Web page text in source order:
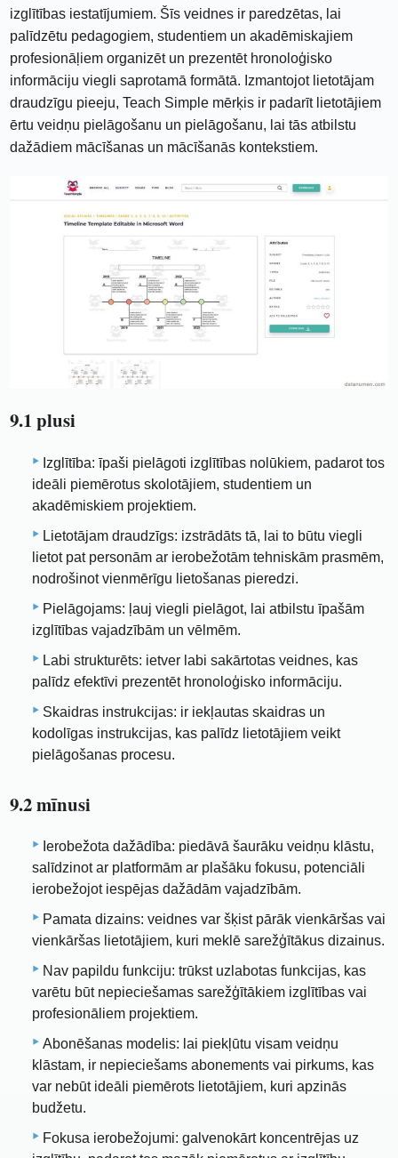
izglītības iestatījumiem. Šīs veidnes ir paredzētas, lai
palīdzētu pedagogiem, studentiem un akadēmiskajiem
profesionāļiem organizēt un prezentēt hronoloģisko
informāciju viegli saprotamā formātā. Izmantojot lietotājam
draudzīgu pieeju, Teach Simple mērķis ir padarīt lietotājiem
ērtu veidņu pielāgošanu un pielāgošanu, lai tās atbilstu
dažādiem mācīšanas un mācīšanās kontekstiem.
9.1 plusi
Izglītība: īpaši pielāgoti izglītības nolūkiem, padarot tos
ideāli piemērotus skolotājiem, studentiem un
akadēmiskiem projektiem.
Lietotājam draudzīgs: izstrādāts tā, lai to būtu viegli
lietot pat personām ar ierobežotām tehniskām prasmēm,
nodrošinot vienmērīgu lietošanas pieredzi.
Pielāgojams: ļauj viegli pielāgot, lai atbilstu īpašām
izglītības vajadzībām un vēlmēm.
Labi strukturēts: ietver labi sakārtotas veidnes, kas
palīdz efektīvi prezentēt hronoloģisko informāciju.
Skaidras instrukcijas: ir iekļautas skaidras un
kodolīgas instrukcijas, kas palīdz lietotājiem veikt
pielāgošanas procesu.
9.2 mīnusi
Ierobežota dažādība: piedāvā šaurāku veidņu klāstu,
salīdzinot ar platformām ar plašāku fokusu, potenciāli
ierobežojot iespējas dažādām vajadzībām.
Pamata dizains: veidnes var šķist pārāk vienkāršas vai
vienkāršas lietotājiem, kuri meklē sarežģītākus dizainus.
Nav papildu funkciju: trūkst uzlabotas funkcijas, kas
varētu būt nepieciešamas sarežģītākiem izglītības vai
profesionāliem projektiem.
Abonēšanas modelis: lai piekļūtu visam veidņu
klāstam, ir nepieciešams abonements vai pirkums, kas
var nebūt ideāli piemērots lietotājiem, kuri apzinās
budžetu.
Fokusa ierobežojumi: galvenokārt koncentrējas uz